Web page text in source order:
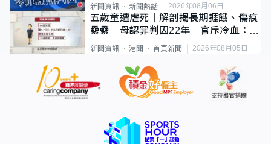
新聞資訊 新聞熱話 2026年08月06日
五歲童遭虐死｜解剖揭長期捱餓、傷痕
纍纍 母認罪判囚22年 官斥冷血：同
類案最惡劣
新聞資訊 港聞 首頁新聞 2026年08月05日